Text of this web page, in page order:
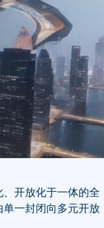
开放化于一体的全
一封闭向多元开放